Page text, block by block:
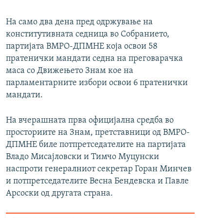
На само два дена пред одржување на
конститутивната седница во Собранието,
партијата ВМРО-ДПМНЕ која освои 58
пратенички мандати седна на преговарачка
маса со Движењето Знам кое на
парламентарните избори освои 6 пратенички
мандати.
На вчерашната прва официјална средба во
просториите на Знам, претставници од ВМРО-
ДПМНЕ биле потпретседателите на партијата
Владо Мисајловски и Тимчо Муцунски
наспроти генералниот секретар Горан Минчев
и потпретседателите Весна Бендевска и Павле
Арсоски од другата страна.